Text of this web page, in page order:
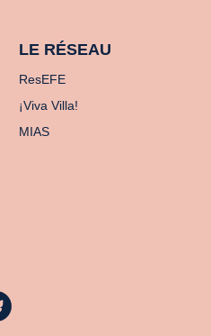
LE RÉSEAU
ResEFE
¡Viva Villa!
MIAS